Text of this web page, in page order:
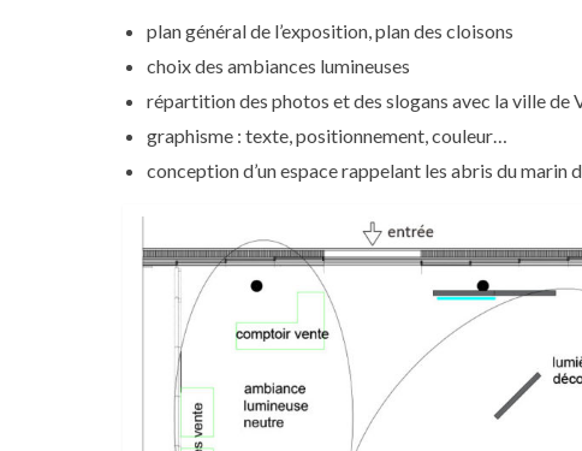
plan général de l’exposition, plan des cloisons
choix des ambiances lumineuses
répartition des photos et des slogans avec la ville de
graphisme : texte, positionnement, couleur…
conception d’un espace rappelant les abris du marin